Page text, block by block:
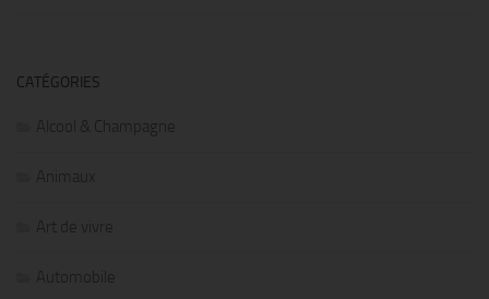
CATÉGORIES
Alcool & Champagne
Animaux
Art de vivre
Automobile